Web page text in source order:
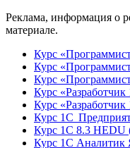
Реклама, информация о
материале.
Курс
Курс
Курс
Курс
Курс
Курс 1С
Курс 1С 8.3 HEDU
Курс 1С Аналитик